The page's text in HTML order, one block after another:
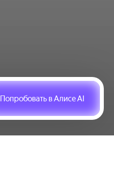
Попробовать в Алисе AI